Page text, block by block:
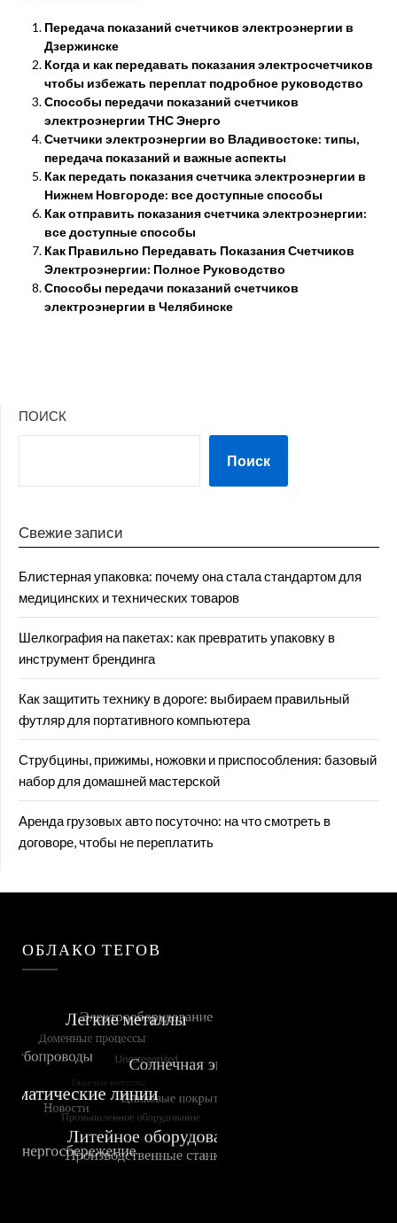
Передача показаний счетчиков электроэнергии в
Дзержинске
Когда и как передавать показания электросчетчиков
чтобы избежать переплат подробное руководство
Способы передачи показаний счетчиков
электроэнергии ТНС Энерго
Счетчики электроэнергии во Владивостоке: типы,
передача показаний и важные аспекты
Как передать показания счетчика электроэнергии в
Нижнем Новгороде: все доступные способы
Как отправить показания счетчика электроэнергии:
все доступные способы
Как Правильно Передавать Показания Счетчиков
Электроэнергии: Полное Руководство
Способы передачи показаний счетчиков
электроэнергии в Челябинске
ПОИСК
Поиск
Свежие записи
Блистерная упаковка: почему она стала стандартом для
медицинских и технических товаров
Шелкография на пакетах: как превратить упаковку в
инструмент брендинга
Как защитить технику в дороге: выбираем правильный
футляр для портативного компьютера
Струбцины, прижимы, ножовки и приспособления: базовый
набор для домашней мастерской
Аренда грузовых авто посуточно: на что смотреть в
договоре, чтобы не переплатить
ОБЛАКО ТЕГОВ